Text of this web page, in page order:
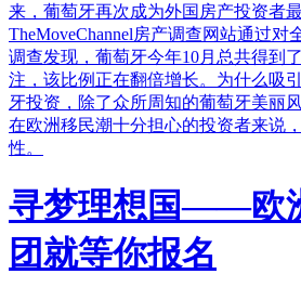
来，葡萄牙再次成为外国房产投资者
TheMoveChannel房产调查网站通过对
调查发现，葡萄牙今年10月总共得到
注，该比例正在翻倍增长。为什么吸
牙投资，除了众所周知的葡萄牙美丽
在欧洲移民潮十分担心的投资者来说
性。
寻梦理想国——欧
团就等你报名